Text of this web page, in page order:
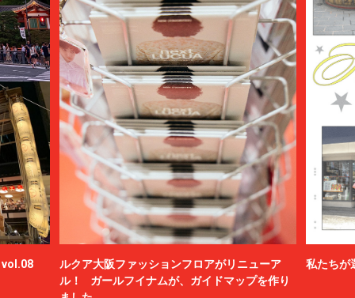
vol.08
ルクア大阪ファッションフロアがリニューア
ル！ ガールフイナムが、ガイドマップを作り
私たちが